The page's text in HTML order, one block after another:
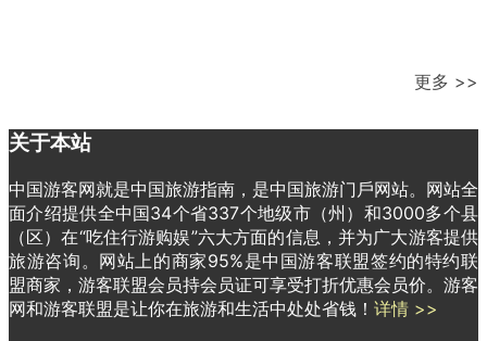
更多 >>
关于本站
中国游客网就是中国旅游指南，是中国旅游门戶网站。网站全
面介绍提供全中国34个省337个地级市（州）和3000多个县
（区）在“吃住行游购娱”六大方面的信息，并为广大游客提供
旅游咨询。网站上的商家95%是中国游客联盟签约的特约联
盟商家，游客联盟会员持会员证可享受打折优惠会员价。游客
网和游客联盟是让你在旅游和生活中处处省钱！ 详情 >>